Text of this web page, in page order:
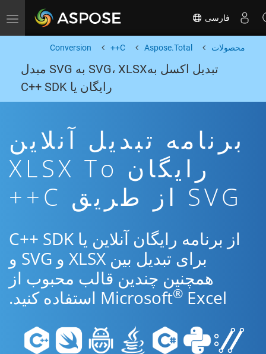
Toggle navigation فارسی
محصولات Aspose.Total
C++
Conversion
تبدیل اکسل بهSVG، XLSX به SVG مبدل
رایگان یا C++ SDK
برنامه تبدیل آنلاین
رایگان XLSX To
SVG از طریق C++
از برنامه رایگان آنلاین یا C++ SDK
برای تبدیل بین XLSX و SVG و
همچنین چندین قالب محبوب از
Microsoft® Excel استفاده کنید.